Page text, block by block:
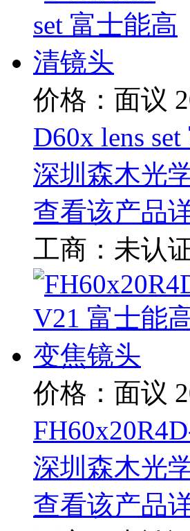
价格：面议
D60x lens
深圳森木光
查看该产品
工商： 未认
价格：面议
深圳森木光
查看该产品